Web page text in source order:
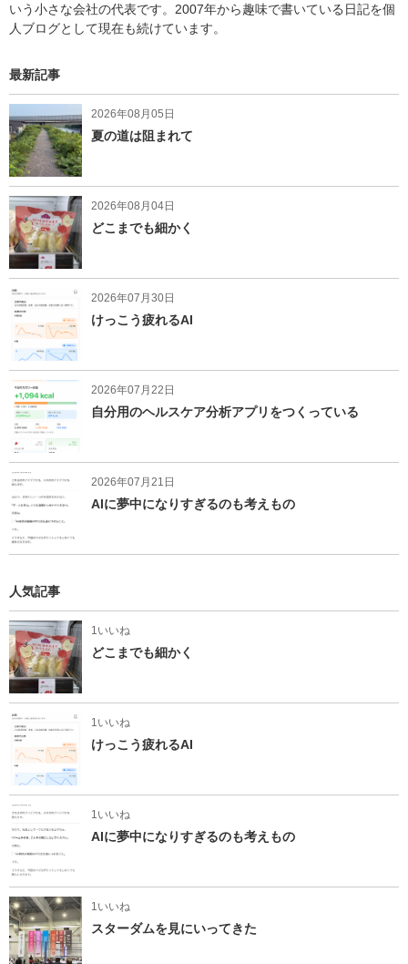
いう小さな会社の代表です。2007年から趣味で書いている日記を個
人ブログとして現在も続けています。
最新記事
2026年08月05日
夏の道は阻まれて
2026年08月04日
どこまでも細かく
2026年07月30日
けっこう疲れるAI
2026年07月22日
自分用のヘルスケア分析アプリをつくっている
2026年07月21日
AIに夢中になりすぎるのも考えもの
人気記事
1いいね
どこまでも細かく
1いいね
けっこう疲れるAI
1いいね
AIに夢中になりすぎるのも考えもの
1いいね
スターダムを見にいってきた